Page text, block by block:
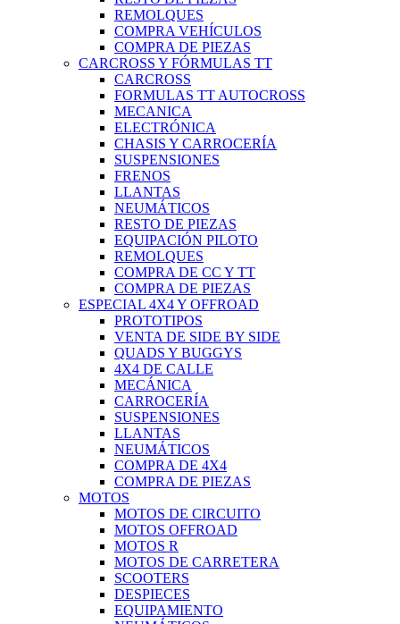
REMOLQUES
COMPRA VEHÍCULOS
COMPRA DE PIEZAS
CARCROSS Y FÓRMULAS TT
CARCROSS
FORMULAS TT AUTOCROSS
MECANICA
ELECTRÓNICA
CHASIS Y CARROCERÍA
SUSPENSIONES
FRENOS
LLANTAS
NEUMÁTICOS
RESTO DE PIEZAS
EQUIPACIÓN PILOTO
REMOLQUES
COMPRA DE CC Y TT
COMPRA DE PIEZAS
ESPECIAL 4X4 Y OFFROAD
PROTOTIPOS
VENTA DE SIDE BY SIDE
QUADS Y BUGGYS
4X4 DE CALLE
MECÁNICA
CARROCERÍA
SUSPENSIONES
LLANTAS
NEUMÁTICOS
COMPRA DE 4X4
COMPRA DE PIEZAS
MOTOS
MOTOS DE CIRCUITO
MOTOS OFFROAD
MOTOS R
MOTOS DE CARRETERA
SCOOTERS
DESPIECES
EQUIPAMIENTO